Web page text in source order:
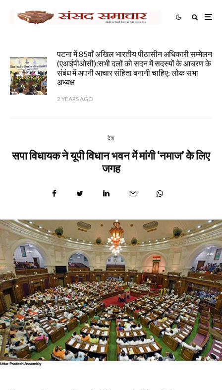
पटना में 85वाँ अखिल भारतीय पीठासीन अधिकारी सम्मेलन
(एआईपीओसी):सभी दलों को सदन में सदस्यों के आचरण के
संबंध में अपनी आचार संहिता बनानी चाहिए: लोक सभा
अध्यक्ष
2 YEARS AGO
देश
सपा विधायक ने यूपी विधान भवन में मांगी ‘नमाज’ के लिए
जगह